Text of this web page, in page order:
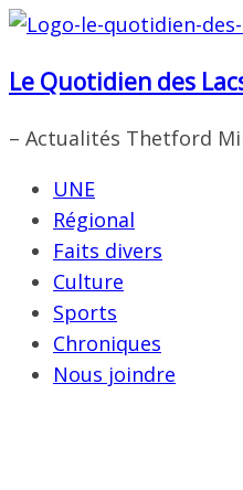
Passer
contenu
Le Quotidien des
– Actualités Thetford
UNE
Régional
Faits divers
Culture
Sports
Chroniques
Nous joindre